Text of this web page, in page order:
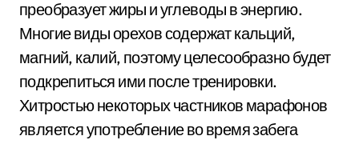
преобразует жиры и углеводы в энергию.
Многие виды орехов содержат кальций,
магний, калий, поэтому целесообразно будет
подкрепиться ими после тренировки.
Хитростью некоторых частников марафонов
является употребление во время забега